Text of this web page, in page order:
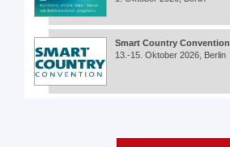
Smart Country Convention
13.-15. Oktober 2026, Berlin